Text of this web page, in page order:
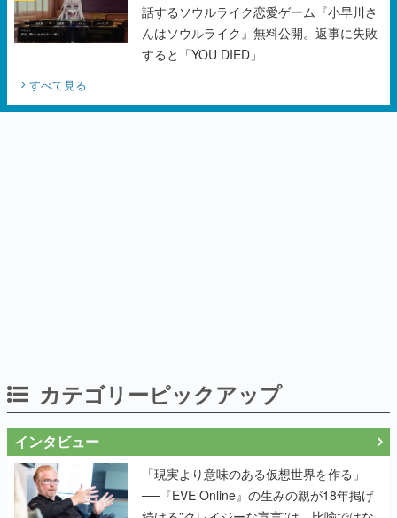
話するソウルライク恋愛ゲーム『小早川さ
んはソウルライク』無料公開。返事に失敗
すると「YOU DIED」
すべて見る
カテゴリーピックアップ
インタビュー
「現実より意味のある仮想世界を作る」
──『EVE Online』の生みの親が18年掲げ